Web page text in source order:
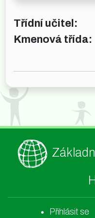
Třídní učitel:
Kmenová třída:
Přihlásit se